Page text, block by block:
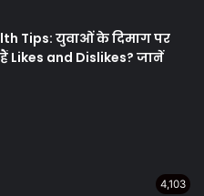
Tips: युवाओं के दिमाग पर
Likes and Dislikes? जानें
4,103